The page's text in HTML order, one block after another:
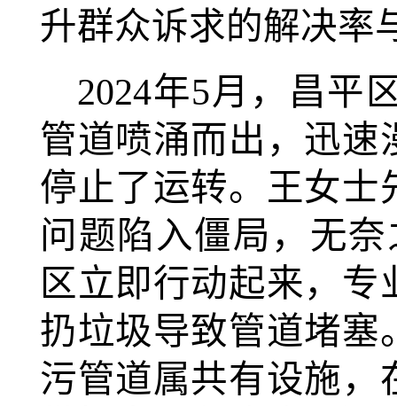
升群众诉求的解决率
2024年5月，昌平
管道喷涌而出，迅速
停止了运转。王女士
问题陷入僵局，无
区立即行动起来，
扔垃圾导致管道堵塞
污管道属共有设施，